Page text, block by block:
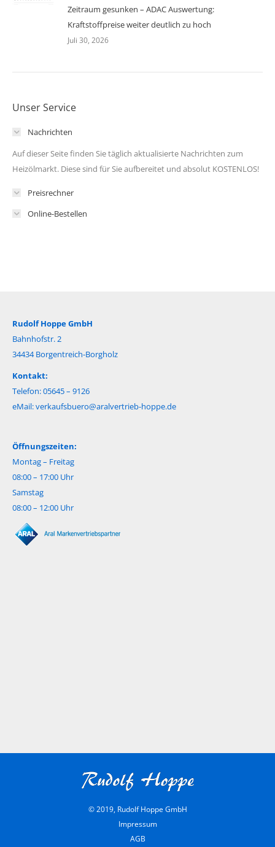
Zeitraum gesunken – ADAC Auswertung:
Kraftstoffpreise weiter deutlich zu hoch
Juli 30, 2026
Unser Service
Nachrichten
Auf dieser Seite finden Sie täglich aktualisierte Nachrichten zum
Heizölmarkt. Diese sind für Sie aufbereitet und absolut KOSTENLOS!
Preisrechner
Online-Bestellen
Rudolf Hoppe GmbH
Bahnhofstr. 2
34434 Borgentreich-Borgholz
Kontakt:
Telefon: 05645 – 9126
eMail:verkaufsbuero@aralvertrieb-hoppe.de
Öffnungszeiten:
Montag – Freitag
08:00 – 17:00 Uhr
Samstag
08:00 – 12:00 Uhr
© 2019, Rudolf Hoppe GmbH
Impressum
AGB